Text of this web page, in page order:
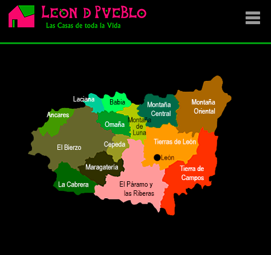
SE VENDE
OFERTAS
NOVEDADES
VENDEMOS TU CASA
DÓNDE COMPRAR ?